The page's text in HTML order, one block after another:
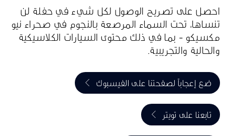
احصل على تصريح الوصول لكل شيء في حفلة لن
تنساها، تحت السماء المرصعة بالنجوم في صحراء نيو
مكسيكو - بما في ذلك محتوى السيارات الكلاسيكية
والحالية والتجريبية.
ضع إعجاباً لصفحتنا على الفيسبوك
تابعنا على تويتر